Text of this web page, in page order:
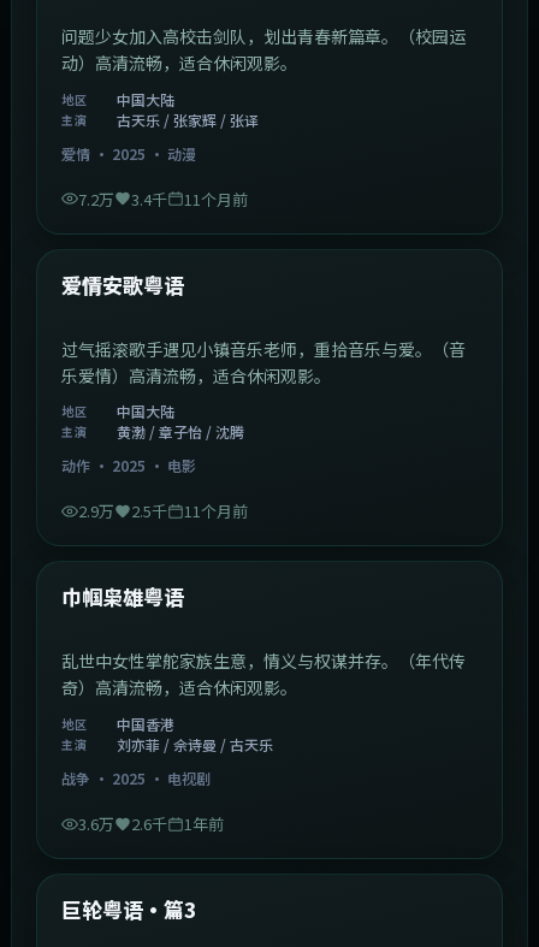
问题少女加入高校击剑队，划出青春新篇章。（校园运
动）高清流畅，适合休闲观影。
地区 中国大陆
主演
古天乐 / 张家辉 / 张译
爱情· 2025 · 动漫
7.2万 3.4千 11个月前
最新
爱情安歌粤语
过气摇滚歌手遇见小镇音乐老师，重拾音乐与爱。（音
乐爱情）高清流畅，适合休闲观影。
地区 中国大陆
主演
黄渤 / 章子怡 / 沈腾
动作· 2025 · 电影
2.9万 2.5千 11个月前
最新
巾帼枭雄粤语
乱世中女性掌舵家族生意，情义与权谋并存。（年代传
奇）高清流畅，适合休闲观影。
地区 中国香港
主演
刘亦菲 / 佘诗曼 / 古天乐
战争 · 2025 · 电视剧
3.6万 2.6千 1年前
最新
巨轮粤语·篇3